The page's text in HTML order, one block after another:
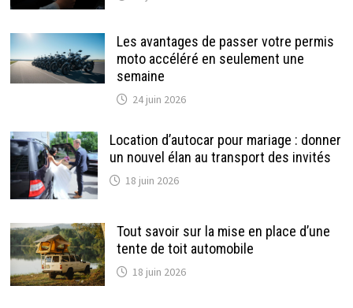
Les avantages de passer votre permis
moto accéléré en seulement une
semaine
24 juin 2026
Location d’autocar pour mariage : donner
un nouvel élan au transport des invités
18 juin 2026
Tout savoir sur la mise en place d’une
tente de toit automobile
18 juin 2026